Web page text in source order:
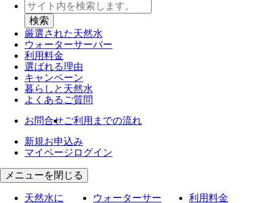
厳選された天然水
ウォーターサーバー
利用料金
選ばれる理由
キャンペーン
暮らしと天然水
よくあるご質問
お問合せご利用までの流れ
新規お申込み
マイページログイン
メニューを閉じる
天然水に
ウォーターサー
利用料金